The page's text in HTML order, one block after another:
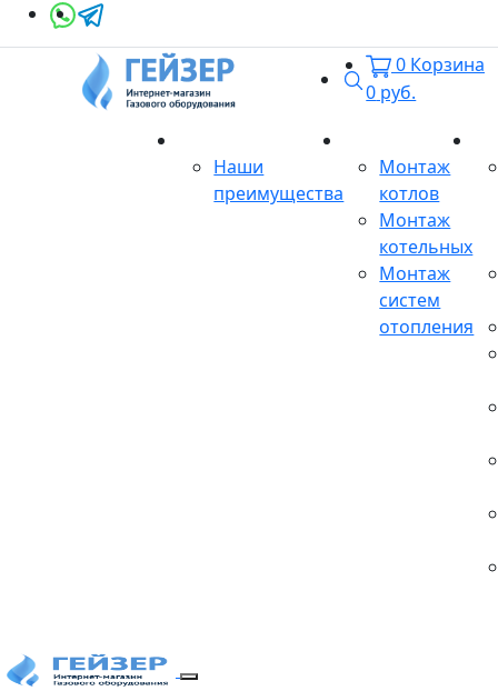
Поиск
0 Корзина
0 руб.
Наши
преимущества
Монтаж
котлов
Монтаж
котельных
Монтаж
систем
отопления